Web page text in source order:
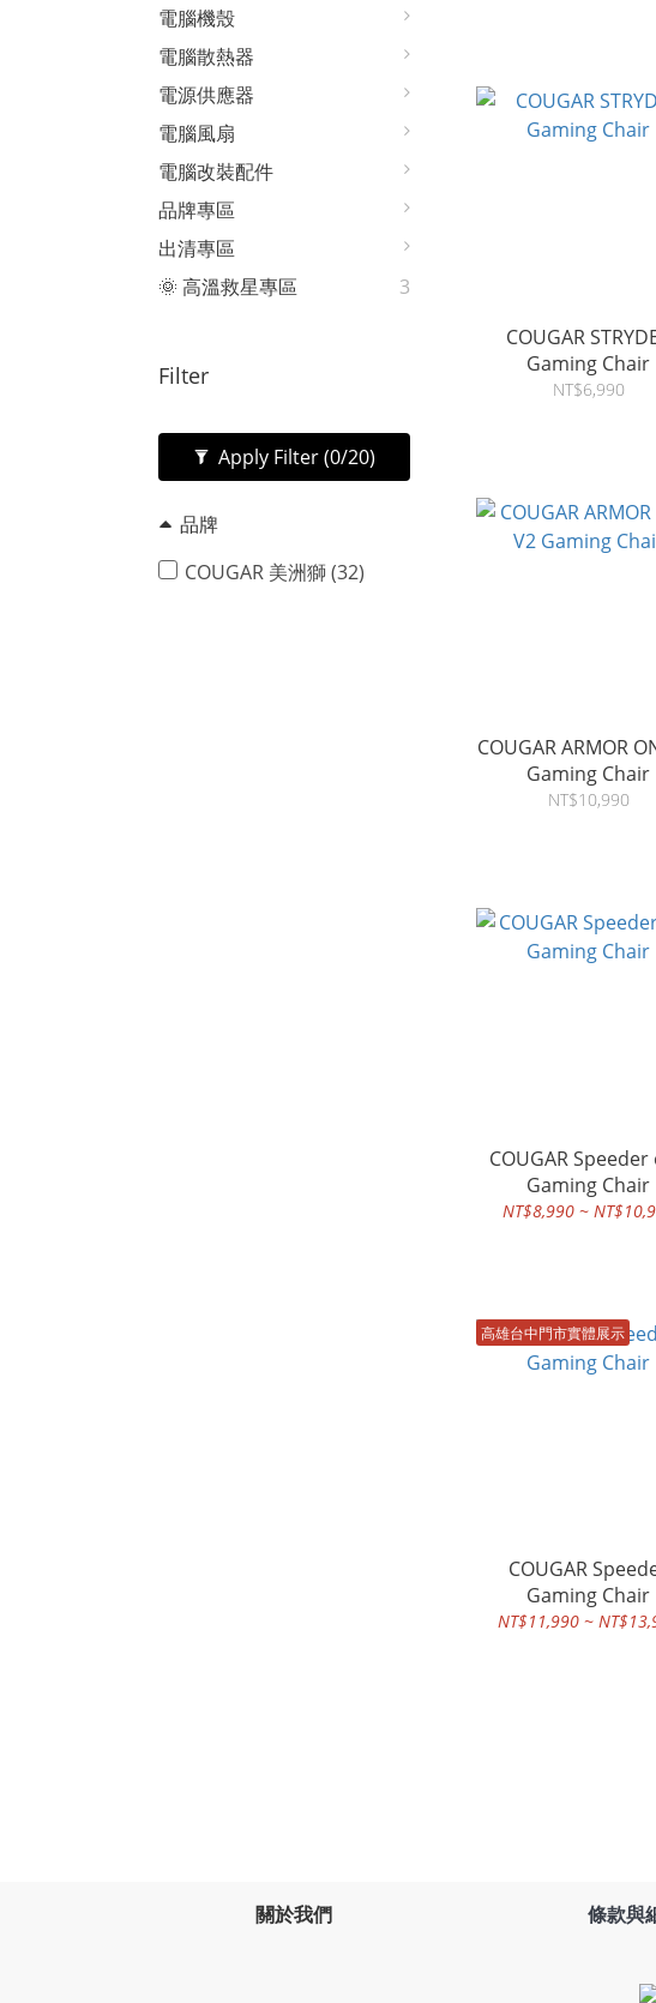
電腦機殼
電腦散熱器
電源供應器
電腦風扇
電腦改裝配件
品牌專區
出清專區
🌞 高溫救星專區
3
Filter
Apply Filter(0/20)
品牌
COUGAR 美洲獅 (32)
COUGAR
Gaming Chair
NT$6,990
COUGAR ARMOR
Gaming Chair
NT$10,990
COUGAR
Gaming Chair
NT$8,990 ~
高雄台中門市實體展示
COUGAR
Gaming Chair
NT$11,990 ~
關於我們 條款與